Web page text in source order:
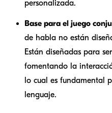
personalizada.
Base para el juego
de habla no están
Están diseñadas para
fomentando la
lo cual es fundamental
lenguaje.